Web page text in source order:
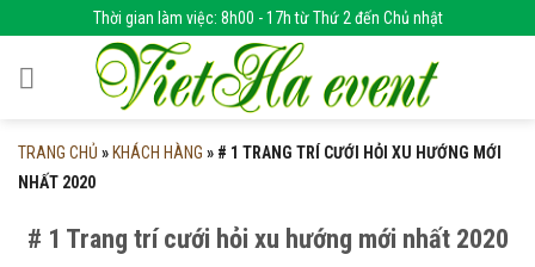
to
content
Thời gian làm việc: 8h00 - 17h từ Thứ 2 đến Chủ nhật
TRANG CHỦ » KHÁCH HÀNG » # 1 TRANG TRÍ CƯỚI HỎI XU HƯỚNG MỚI
NHẤT 2020
# 1 Trang trí cưới hỏi xu hướng mới nhất 2020